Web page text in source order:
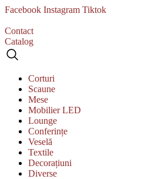
Sari
conținut
Facebook Instagram Tiktok
Contact
Catalog
Corturi
Scaune
Mese
Mobilier LED
Lounge
Conferințe
Veselă
Textile
Decorațiuni
Diverse